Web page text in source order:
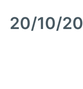
20/10/